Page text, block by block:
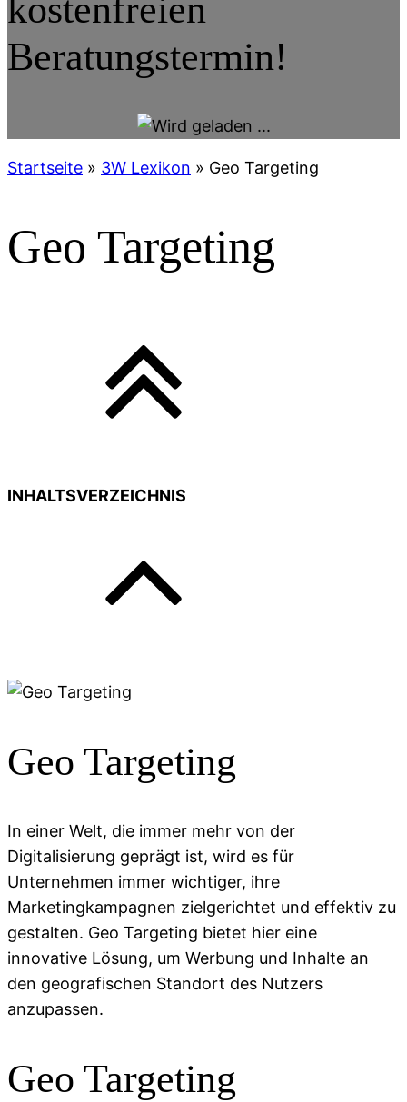
kostenfreien
Beratungstermin!
Startseite » 3W Lexikon » Geo Targeting
Geo Targeting
INHALTSVERZEICHNIS
Geo Targeting
In einer Welt, die immer mehr von der
Digitalisierung geprägt ist, wird es für
Unternehmen immer wichtiger, ihre
Marketingkampagnen zielgerichtet und effektiv zu
gestalten. Geo Targeting bietet hier eine
innovative Lösung, um Werbung und Inhalte an
den geografischen Standort des Nutzers
anzupassen.
Geo Targeting